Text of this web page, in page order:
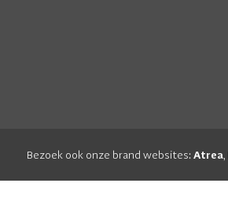
Bezoek ook onze brand websites:Atrea